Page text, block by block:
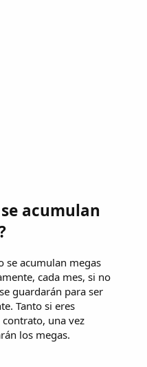
acumulan
se acumulan megas
cada mes, si no
guardarán para ser
Tanto si eres
una vez
los megas.